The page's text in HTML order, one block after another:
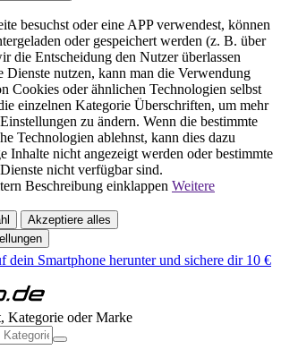
besuchst oder eine APP verwendest, können
oder gespeichert werden (z. B. über
die Entscheidung den Nutzer überlassen
Dienste nutzen, kann man die Verwendung
Cookies oder ähnlichen Technologien selbst
einzelnen Kategorie Überschriften, um mehr
zu ändern. Wenn die bestimmte
Technologien ablehnst, kann dies dazu
Inhalte nicht angezeigt werden oder bestimmte
nicht verfügbar sind.
Beschreibung einklappen Weitere
Akzeptiere alles
dein Smartphone herunter und sichere dir 10 €
Kategorie oder Marke